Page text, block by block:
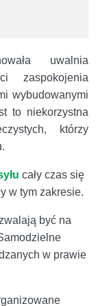
uwalnia
zaspokojenia
wybudowanymi
to niekorzystna
którzy
cały czas się
w tym zakresie.
być na
w prawie